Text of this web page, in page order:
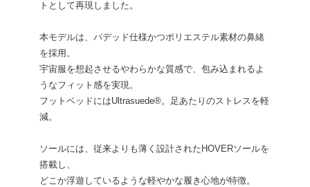
トとして再現しました。
本モデルは、パデッド仕様かつポリエステル素材の鼻緒
を採用。
宇宙服を想起させるやわらかな質感で、包み込まれるよ
うなフィット感を実現。
フットベッドにはUltrasuede®︎。足あたりのストレスを軽
減。
ソールには、従来よりも薄く設計されたHOVERソールを
搭載し、
どこか浮遊しているような軽やかな履き心地が特徴。